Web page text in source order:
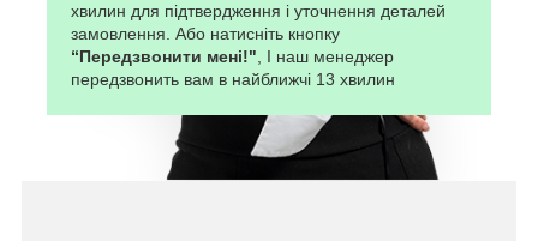
хвилин для підтвердження і уточнення деталей
замовлення. Або натисніть кнопку
“Передзвонити мені!", І наш менеджер
передзвонить вам в найближчі 13 хвилин